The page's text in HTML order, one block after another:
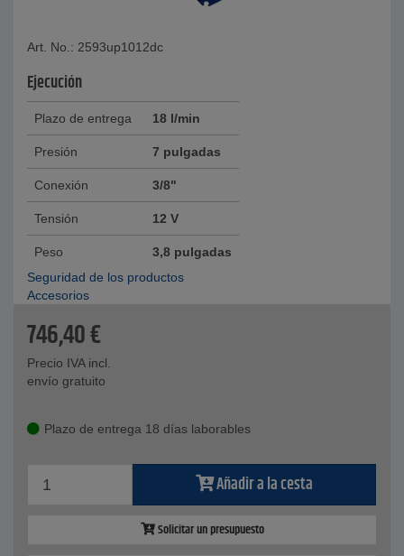
Art. No.: 2593up1012dc
Ejecución
Plazo de entrega 18 l/min
Presión 7 pulgadas
Conexión 3/8"
Tensión 12 V
Peso
3,8 pulgadas
Seguridad de los productos
Accesorios
746,40€
Precio IVA incl.
envío gratuito
Plazo de entrega 18 días laborables
Añadir a la cesta
Solicitar un presupuesto